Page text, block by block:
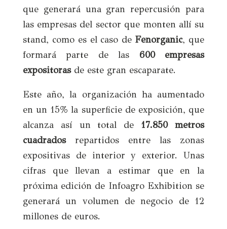
que generará una gran repercusión para
las empresas del sector que monten allí su
stand, como es el caso deFenorganic, que
formará parte de las 600 empresas
expositorasde este gran escaparate.
Este año, la organización ha aumentado
en un 15% la superficie de exposición, que
alcanza así un total de 17.850 metros
cuadradosrepartidos entre las zonas
expositivas de interior y exterior. Unas
cifras que llevan a estimar que en la
próxima edición de Infoagro Exhibition se
generará un volumen de negocio de 12
millones de euros.